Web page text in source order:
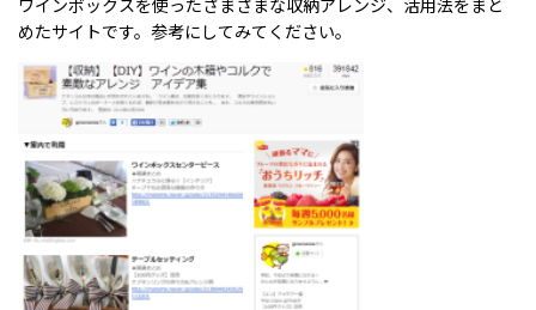
ワインボックスを使ったさまざまな収納アレンジ、活用法をまと
めたサイトです。参考にしてみてください。